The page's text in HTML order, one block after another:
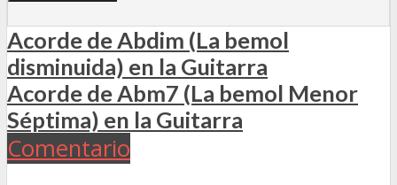
Acorde de Abdim (La bemol
disminuida) en la Guitarra
Acorde de Abm7 (La bemol Menor
Séptima) en la Guitarra
Comentario